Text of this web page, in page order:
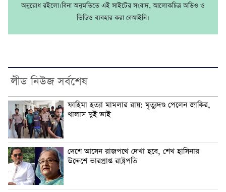
অনুরোধ রইলো।বিনা অনুমতিতে এই সাইটের সংবাদ, আলোকচিত্র অডিও ও
ভিডিও ব্যবহার করা বেআইনি।
লীড নিউজ সর্বশেষ
ফাহিমা হত্যা মামলার রায়: মৃত্যুদণ্ড পেলেন জাকির,
খালাস দুই ভাই
দেশে আসেন রাজপথে দেখা হবে, শেখ হাসিনার
উদ্দেশে ভারপ্রাপ্ত রাষ্ট্রপতি